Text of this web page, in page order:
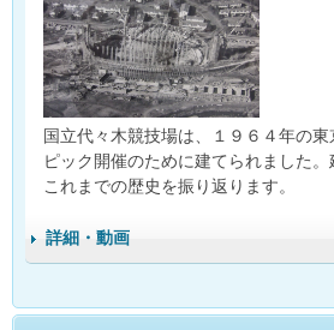
国立代々木競技場は、１９６４年の東
ピック開催のために建てられました。
これまでの歴史を振り返ります。
詳細・動画
トサ
ル・
クリ
ニッ
トサ
ル・
クリ
ニッ